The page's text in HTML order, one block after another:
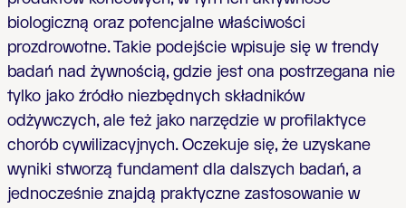
biologiczną oraz potencjalne właściwości
prozdrowotne. Takie podejście wpisuje się w trendy
badań nad żywnością, gdzie jest ona postrzegana nie
tylko jako źródło niezbędnych składników
odżywczych, ale też jako narzędzie w profilaktyce
chorób cywilizacyjnych. Oczekuje się, że uzyskane
wyniki stworzą fundament dla dalszych badań, a
jednocześnie znajdą praktyczne zastosowanie w